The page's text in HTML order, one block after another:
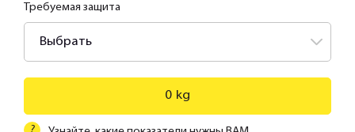
Требуемая защита
Выбрать
0 kg